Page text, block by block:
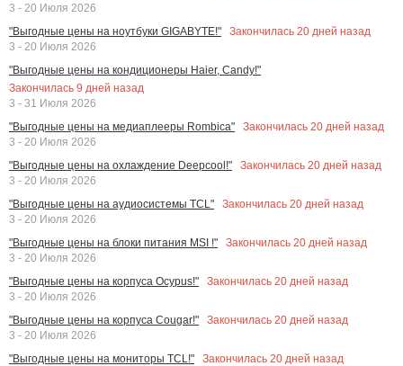
3 - 20 Июля 2026
"Выгодные цены на ноутбуки GIGABYTE!"
Закончилась 20 дней назад
3 - 20 Июля 2026
"Выгодные цены на кондиционеры Haier, Candy!"
Закончилась 9 дней назад
3 - 31 Июля 2026
"Выгодные цены на медиаплееры Rombica"
Закончилась 20 дней назад
3 - 20 Июля 2026
"Выгодные цены на охлаждение Deepcool!"
Закончилась 20 дней назад
3 - 20 Июля 2026
"Выгодные цены на аудиосистемы TCL"
Закончилась 20 дней назад
3 - 20 Июля 2026
"Выгодные цены на блоки питания MSI !"
Закончилась 20 дней назад
3 - 20 Июля 2026
"Выгодные цены на корпуса Ocypus!"
Закончилась 20 дней назад
3 - 20 Июля 2026
"Выгодные цены на корпуса Cougar!"
Закончилась 20 дней назад
3 - 20 Июля 2026
"Выгодные цены на мониторы TCL!"
Закончилась 20 дней назад